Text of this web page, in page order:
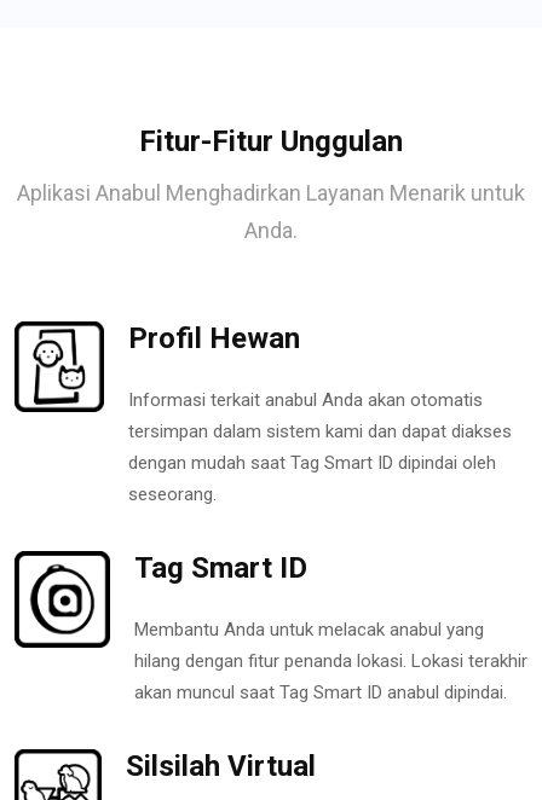
Fitur-Fitur Unggulan
Aplikasi Anabul Menghadirkan Layanan Menarik untuk
Anda.
Profil Hewan
Informasi terkait anabul Anda akan otomatis
tersimpan dalam sistem kami dan dapat diakses
dengan mudah saat Tag Smart ID dipindai oleh
seseorang.
Tag Smart ID
Membantu Anda untuk melacak anabul yang
hilang dengan fitur penanda lokasi. Lokasi terakhir
akan muncul saat Tag Smart ID anabul dipindai.
Silsilah Virtual